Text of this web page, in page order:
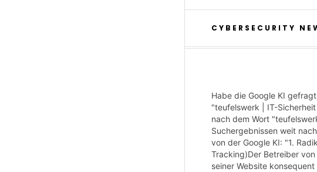
CYBERSECURITY
Habe die Google KI
"teufelswerk | IT-
nach dem Wort
Suchergebnissen weit
von der Google KI: "1.
Tracking)Der Betreiber
seiner Website